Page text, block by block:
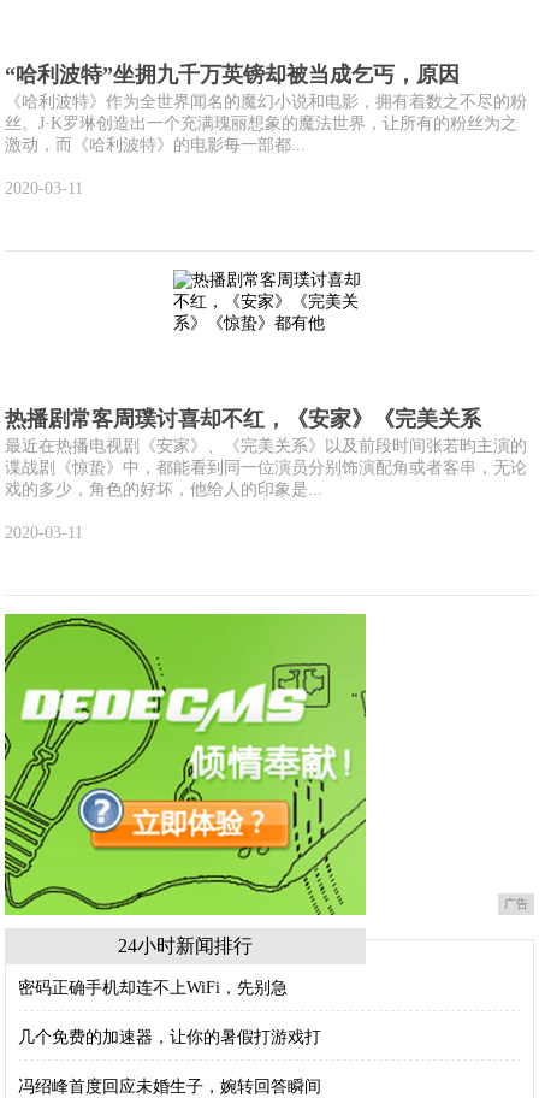
“哈利波特”坐拥九千万英镑却被当成乞丐，原因
《哈利波特》作为全世界闻名的魔幻小说和电影，拥有着数之不尽的粉
丝。J·K罗琳创造出一个充满瑰丽想象的魔法世界，让所有的粉丝为之
激动，而《哈利波特》的电影每一部都...
2020-03-11
热播剧常客周璞讨喜却不红，《安家》《完美关系
最近在热播电视剧《安家》、《完美关系》以及前段时间张若昀主演的
谍战剧《惊蛰》中，都能看到同一位演员分别饰演配角或者客串，无论
戏的多少，角色的好坏，他给人的印象是...
2020-03-11
广告
24小时新闻排行
密码正确手机却连不上WiFi，先别急
几个免费的加速器，让你的暑假打游戏打
冯绍峰首度回应未婚生子，婉转回答瞬间